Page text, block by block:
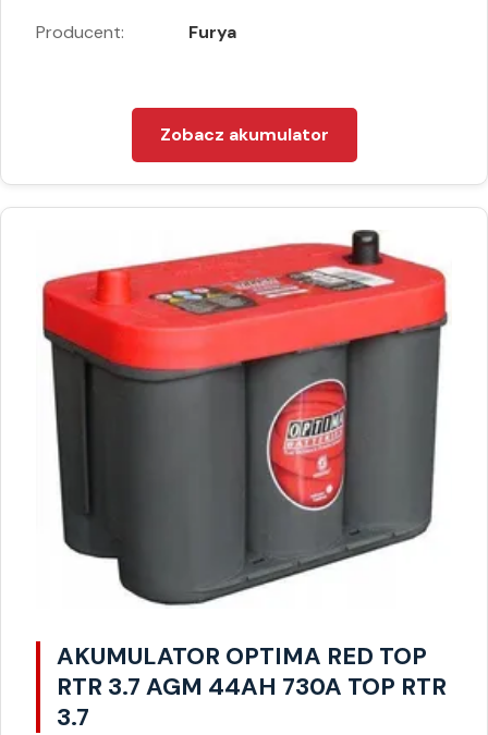
Producent: Furya
Zobacz akumulator
AKUMULATOR OPTIMA RED TOP
RTR 3.7 AGM 44AH 730A TOP RTR
3.7